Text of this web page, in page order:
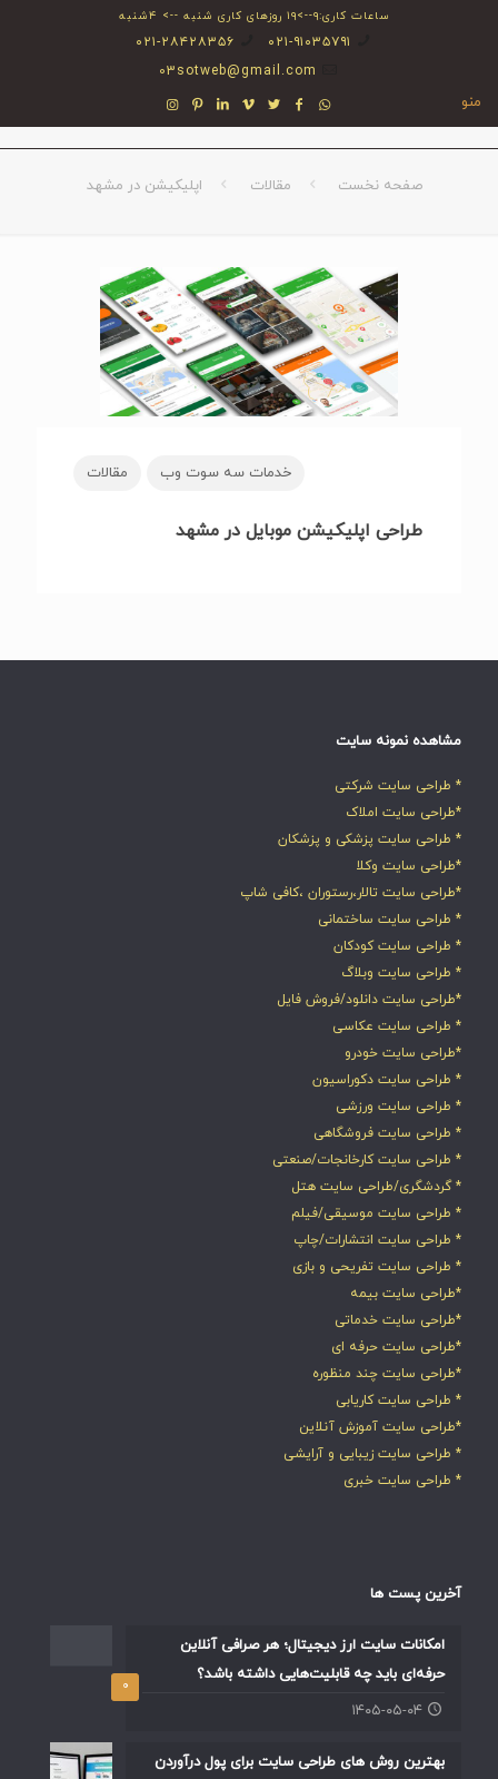
ساعات کاری:۹-->۱۹ روزهای کاری شنبه --> ۴شنبه
۰۲۱-۹۱۰۳۵۷۹۱
۰۲۱-۲۸۴۲۸۳۵۶
03sotweb@gmail.com
منو
صفحه نخست مقالات اپلیکیشن در مشهد
خدمات سه سوت وب مقالات
طراحی اپلیکیشن موبایل در مشهد
مشاهده نمونه سایت
* طراحی سایت شرکتی
*طراحی سایت املاک
* طراحی سایت پزشکی و پزشکان
*طراحی سایت وکلا
*طراحی سایت تالار،رستوران ،کافی شاپ
* طراحی سایت ساختمانی
* طراحی سایت کودکان
* طراحی سایت وبلاگ
*طراحی سایت دانلود/فروش فایل
* طراحی سایت عکاسی
*طراحی سایت خودرو
* طراحی سایت دکوراسیون
* طراحی سایت ورزشی
* طراحی سایت فروشگاهی
* طراحی سایت کارخانجات/صنعتی
* گردشگری/طراحی سایت هتل
* طراحی سایت موسیقی/فیلم
* طراحی سایت انتشارات/چاپ
* طراحی سایت تفریحی و بازی
*طراحی سایت بیمه
*طراحی سایت خدماتی
*طراحی سایت حرفه ای
*طراحی سایت چند منظوره
* طراحی سایت کاریابی
*طراحی سایت آموزش آنلاین
* طراحی سایت زیبایی و آرایشی
* طراحی سایت خبری
آخرین پست ها
۰
امکانات سایت ارز دیجیتال؛ هر صرافی آنلاین
حرفه‌ای باید چه قابلیت‌هایی داشته باشد؟
۱۴۰۵-۰۵-۰۴
بهترین روش های طراحی سایت برای پول درآوردن